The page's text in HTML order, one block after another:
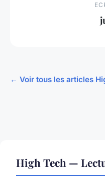
← Voir tous les articles
High Tech —